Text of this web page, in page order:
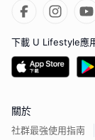
下載 U Lifestyle應
關於
社群最強使用指南